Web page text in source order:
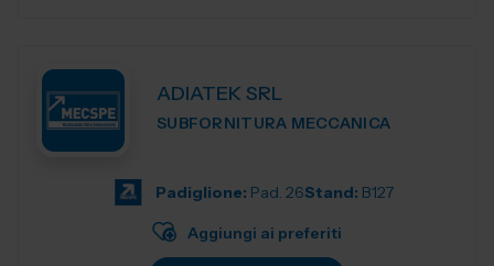
ADIATEK SRL
SUBFORNITURA MECCANICA
Padiglione: Pad. 26Stand: B127
Aggiungi ai preferiti